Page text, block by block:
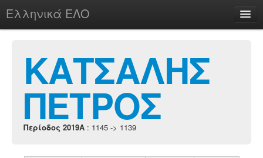
Ελληνικά ΕΛΟ
chesstu.be @ discord
Login
ΚΑΤΣΑΛΗΣ
ΠΕΤΡΟΣ
Περίοδος 2019A : 1145 -> 1139